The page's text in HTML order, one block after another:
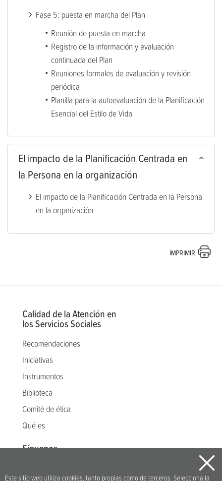
Fase 5: puesta en marcha del Plan
Reunión de puesta en marcha
Registro de la información y evaluación
continuada del Plan
Reuniones formales de evaluación y revisión
periódica
Planilla para la autoevaluación de la Planificación
Esencial del Estilo de Vida
El impacto de la Planificación Centrada en
la Persona en la organización
El impacto de la Planificación Centrada en la Persona
en la organización
IMPRIMIR
Calidad de la Atención en
los Servicios Sociales
Recomendaciones
Iniciativas
Instrumentos
Biblioteca
Comité de ética
Qué es
Síguenos
Este sitio web utiliza cookies, tanto propias como de terceros. Selecciona la